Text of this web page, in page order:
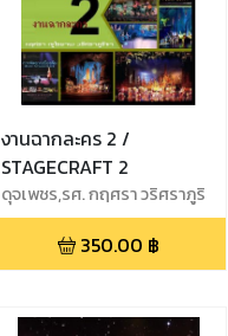
งานฉากละคร 2 /
STAGECRAFT 2
ดุจเพชร,รศ. กฤศรา วริศราภูริ
ชา
350.00 ฿